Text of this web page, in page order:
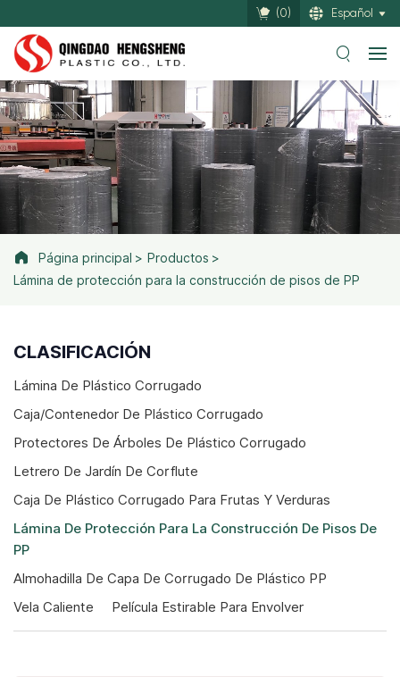
Español
(0)
Página principal
Productos
Lámina de protección para la construcción de pisos de PP
CLASIFICACIÓN
Lámina De Plástico Corrugado
Caja/contenedor De Plástico Corrugado
Protectores De Árboles De Plástico Corrugado
Letrero De Jardín De Corflute
Caja De Plástico Corrugado Para Frutas Y Verduras
Lámina De Protección Para La Construcción De Pisos De
PP
Almohadilla De Capa De Corrugado De Plástico PP
Vela Caliente
Película Estirable Para Envolver